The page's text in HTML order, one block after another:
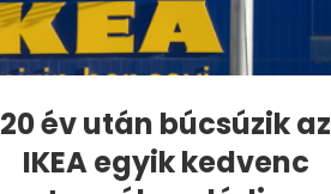
20 év után búcsúzik az
IKEA egyik kedvenc